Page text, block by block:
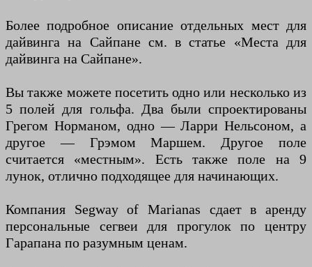
Более подробное описание отдельных мест для
дайвинга на Сайпане см. в статье «Места для
дайвинга на Сайпане».
Вы также можете посетить одно или несколько из
5 полей для гольфа. Два были спроектированы
Грегом Норманом, одно — Ларри Нельсоном, а
другое — Грэмом Маршем. Другое поле
считается «местным». Есть также поле на 9
лунок, отлично подходящее для начинающих.
Компания Segway of Marianas сдает в аренду
персональные сегвеи для прогулок по центру
Гарапана по разумным ценам.